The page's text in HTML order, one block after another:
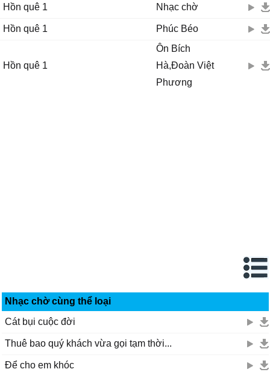
Hồn quê 1
Nhạc chờ
Hồn quê 1 Phúc Béo
Hồn quê 1
Ôn Bích
Hà,Đoàn Việt
Phương
Nhạc chờ cùng thể loại
Cát bụi cuộc đời
Thuê bao quý khách vừa gọi tạm thời...
Để cho em khóc